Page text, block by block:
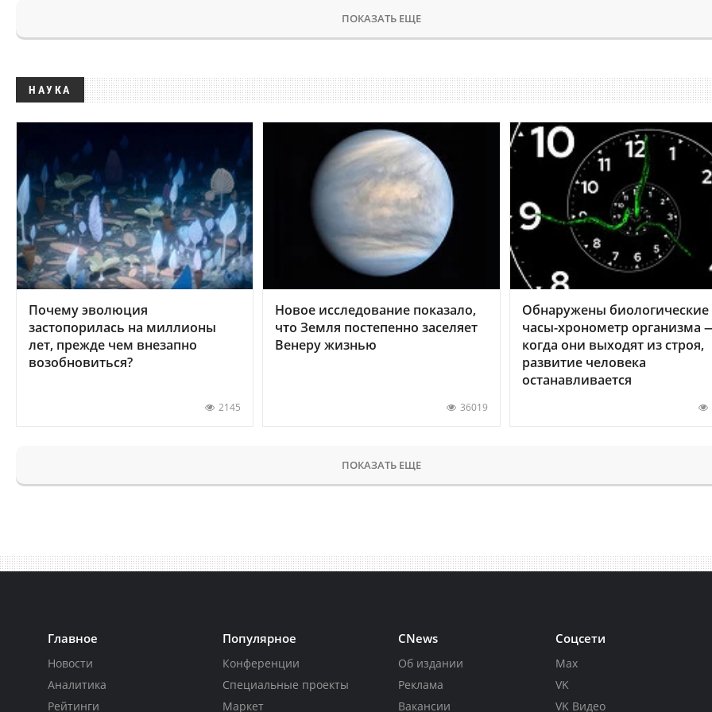
ПОКАЗАТЬ ЕЩЕ
НАУКА
Почему эволюция
застопорилась на миллионы
лет, прежде чем внезапно
возобновиться?
2145
Новое исследование показало,
что Земля постепенно заселяет
Венеру жизнью
36019
Обнаружены биологические
часы-хронометр организма
когда они выходят из строя,
развитие человека
останавливается
ПОКАЗАТЬ ЕЩЕ
Главное
Новости
Аналитика
Рейтинги
Популярное
Конференции
Специальные проекты
Маркет
CNews
Об издании
Реклама
Вакансии
Соцсети
Max
VK
VK Видео